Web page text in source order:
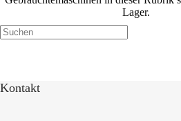
Lager.
Keine
Kontakt